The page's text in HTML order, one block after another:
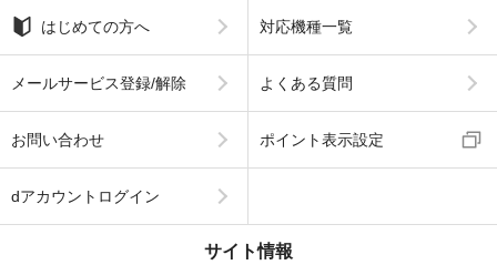
はじめての方へ 対応機種一覧
メールサービス登録/解除 よくある質問
お問い合わせ ポイント表示設定
dアカウントログイン
サイト情報